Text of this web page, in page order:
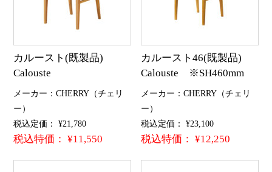
カルースト(既製品)
Calouste
メーカー：CHERRY（チェリ
ー）
税込定価： ¥21,780
税込特価： ¥11,550
カルースト46(既製品)
Calouste ※SH460mm
メーカー：CHERRY（チェリ
ー）
税込定価： ¥23,100
税込特価： ¥12,250